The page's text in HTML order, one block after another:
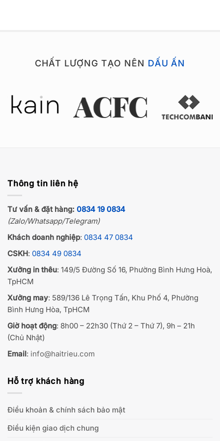
CHẤT LƯỢNG TẠO NÊN DẤU ẤN
Thông tin liên hệ
Tư vấn & đặt hàng: 0834 19 0834
(Zalo/Whatsapp/Telegram)
Khách doanh nghiệp: 0834 47 0834
CSKH: 0834 49 0834
Xưởng in thêu: 149/5 Đường Số 16, Phường Bình Hưng Hoà,
TpHCM
Xưởng may: 589/136 Lê Trọng Tấn, Khu Phố 4, Phường
Bình Hưng Hòa, TpHCM
Giờ hoạt động: 8h00 – 22h30 (Thứ 2 – Thứ 7), 9h – 21h
(Chủ Nhật)
Email: info@haitrieu.com
Hỗ trợ khách hàng
Điều khoản & chính sách bảo mật
Điều kiện giao dịch chung